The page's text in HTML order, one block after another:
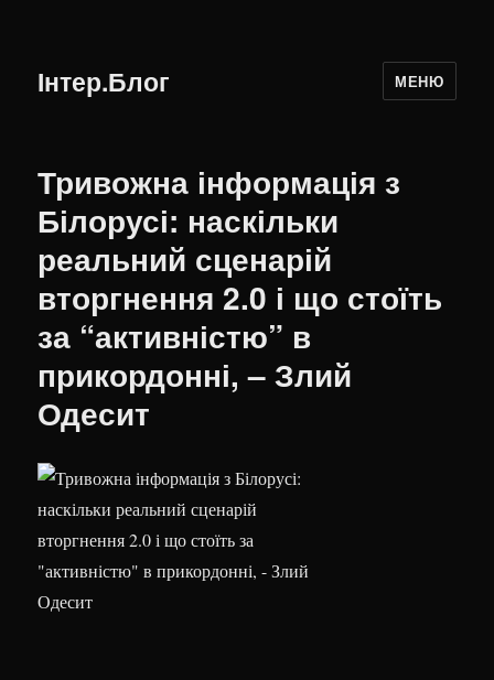
Інтер.Блог МЕНЮ
Тривожна інформація з
Білорусі: наскільки
реальний сценарій
вторгнення 2.0 і що стоїть
за “активністю” в
прикордонні, – Злий
Одесит